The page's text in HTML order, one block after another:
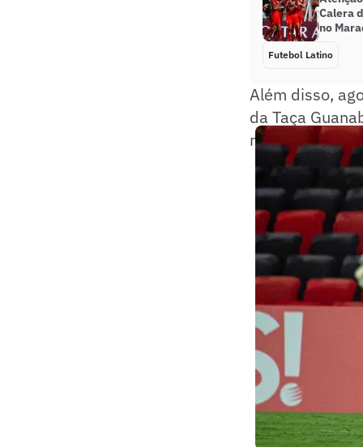
Calera
no
Futebol Latino
Além disso,
da Taça
nessa lista é o